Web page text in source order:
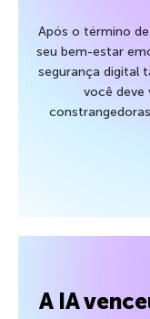
Após o término
seu bem-estar
segurança digital
você deve
A IA